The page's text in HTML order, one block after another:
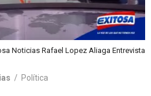
Noticias Rafael Lopez Aliaga Entrevista
/ Política